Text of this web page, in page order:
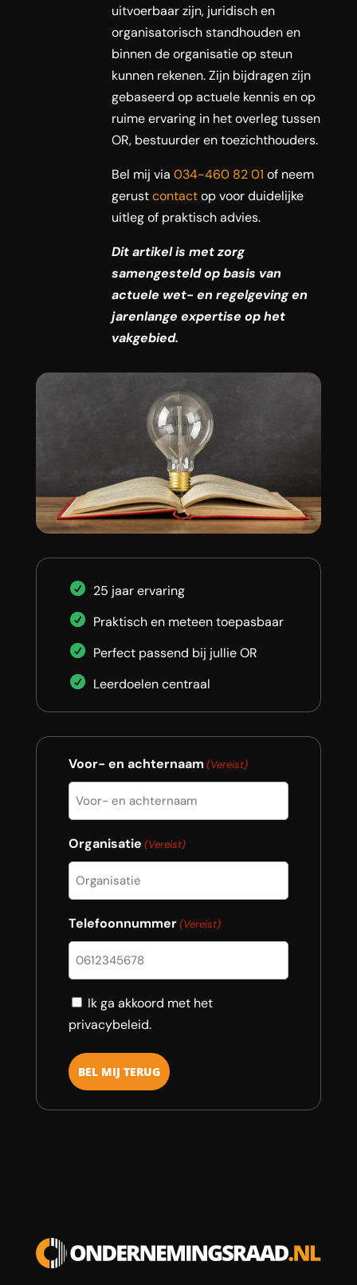
uitvoerbaar zijn, juridisch en
organisatorisch standhouden en
binnen de organisatie op steun
kunnen rekenen. Zijn bijdragen zijn
gebaseerd op actuele kennis en op
ruime ervaring in het overleg tussen
OR, bestuurder en toezichthouders.
Bel mij via 034-460 82 01 of neem
gerustcontactop voor duidelijke
uitleg of praktisch advies.
Dit artikel is met zorg
samengesteld op basis van
actuele wet- en regelgeving en
jarenlange expertise op het
vakgebied.
25 jaar ervaring
Praktisch en meteen toepasbaar
Perfect passend bij jullie OR
Leerdoelen centraal
Voor- en achternaam (Vereist)
Organisatie (Vereist)
Telefoonnummer(Vereist)
Consent
Ik ga akkoord met het
privacybeleid.